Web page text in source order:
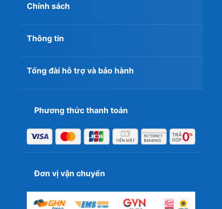
Chính sách
Thông tin
Tổng đài hỗ trợ và bảo hành
Phương thức thanh toán
Đơn vị vận chuyển